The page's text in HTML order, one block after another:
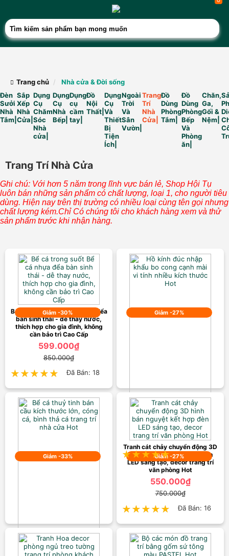
Trang chủ
Nhà cửa & Đời sống
Đèn
Sưởi
Nhà
Tắm|
Sắp
Xếp
Nhà
Cửa|
Dụng
Cụ
Chăm
Sóc
Nhà
cửa|
Dụng
Cụ
Nhà
Bếp|
Dụng
cụ
cầm
tay|
Đồ
Nội
Thất|
Dụng
Cụ
Và
Thiết
Bị
Tiện
Ích|
Ngoài
Trời
Và
Sân
Vườn|
Trang
Trí
Nhà
Cửa|
Đồ
Dùng
Phòng
Tắm|
Đồ
Dùng
Phòng
Bếp
Và
Phòng
ăn|
Chăn,
Ga,
Gối &
Nệm|
Trang Trí Nhà Cửa
Ghi chú: Với hơn 5 năm trong lĩnh vực bán lẻ, Shop Hội Tụ
luôn bán những sản phẩm có chất lượng, loại 1, cho người tiêu
dùng. Hiện nay trên thị trường có nhiều loại cùng tên gọi nhưng
chất lượng kém.Chỉ Có chúng tôi cho khách hàng xem và thử
sản phẩm trước khi nhận hàng.
Giảm -30%
Bể cá trong suốt Bể cá nhựa đểa
bàn sinh thái - dễ thay nước,
thích hợp cho gia đình, không
cần bảo trì Cao Cấp
599.000₫
850.000₫
★★★★★
★★★★★ Đã Bán: 18
Giảm -27%
Hồ kính đúc nhập khẩu bo cong
cạnh mài vi tính nhiều kích thước
Hot
399.000₫
550.000₫
★★★★★
★★★★★ Đã Bán: 15
Giảm -33%
Bể cá thuỷ tinh bán cầu kích
thước lớn, cóng cá, bình thả cá
trang trí nhà cửa Hot
Giảm -27%
Tranh cát chảy chuyển động 3D
hình bán nguyệt kết hợp đèn
LED sáng tạo, decor trang trí
văn phòng Hot
550.000₫
750.000₫
★★★★★
★★★★★ Đã Bán: 16